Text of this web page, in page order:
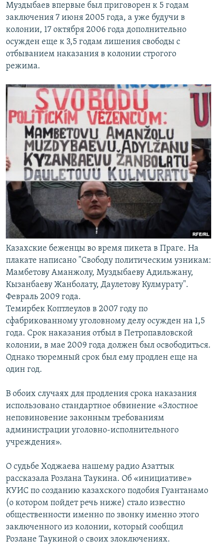
Муздыбаев впервые был приговорен к 5 годам
заключения 7 июня 2005 года, а уже будучи в
колонии, 17 октября 2006 года дополнительно
осужден еще к 3,5 годам лишения свободы с
отбыванием наказания в колонии строгого
режима.
Казахские беженцы во время пикета в Праге. На
плакате написано "Свободу политическим узникам:
Мамбетову Аманжолу, Муздыбаеву Адильжану,
Кызанбаеву Жанболату, Даулетову Кулмурату".
Февраль 2009 года.
Темирбек Коптлеулов в 2007 году по
сфабрикованному уголовному делу осужден на 1,5
года. Срок наказания отбыл в Петропавловской
колонии, в мае 2009 года должен был освободиться.
Однако тюремный срок был ему продлен еще на
один год.
В обоих случаях для продления срока наказания
использовано стандартное обвинение «Злостное
неповиновение законным требованиям
администрации уголовно-исполнительного
учреждения».
О судьбе Ходжаева нашему радио Азаттык
рассказала Розлана Таукина. Об «инициативе»
КУИС по созданию казахского подобия Гуантанамо
(о котором пойдет речь ниже) стало известно
общественности именно по звонку именно этого
заключенного из колонии, который сообщил
Розлане Таукиной о своих злоключениях.